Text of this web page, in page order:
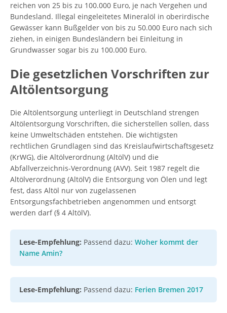
reichen von 25 bis zu 100.000 Euro, je nach Vergehen und
Bundesland. Illegal eingeleitetes Mineralöl in oberirdische
Gewässer kann Bußgelder von bis zu 50.000 Euro nach sich
ziehen, in einigen Bundesländern bei Einleitung in
Grundwasser sogar bis zu 100.000 Euro.
Die gesetzlichen Vorschriften zur
Altölentsorgung
Die Altölentsorgung unterliegt in Deutschland strengen
Altölentsorgung Vorschriften, die sicherstellen sollen, dass
keine Umweltschäden entstehen. Die wichtigsten
rechtlichen Grundlagen sind das Kreislaufwirtschaftsgesetz
(KrWG), die Altölverordnung (AltölV) und die
Abfallverzeichnis-Verordnung (AVV). Seit 1987 regelt die
Altölverordnung (AltölV) die Entsorgung von Ölen und legt
fest, dass Altöl nur von zugelassenen
Entsorgungsfachbetrieben angenommen und entsorgt
werden darf (§ 4 AltölV).
Lese-Empfehlung: Passend dazu: Woher kommt der
Name Amin?
Lese-Empfehlung: Passend dazu: Ferien Bremen 2017